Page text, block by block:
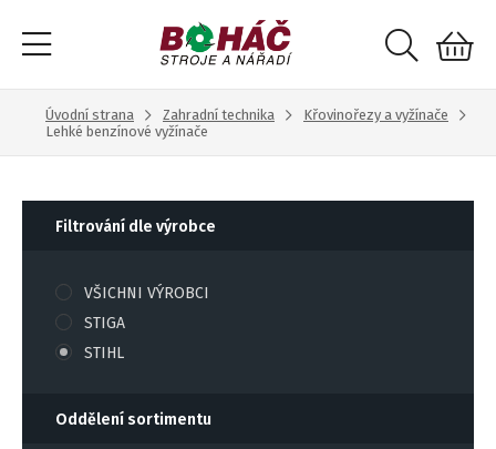
Úvodní strana Zahradní technika
Křovinořezy a vyžínače
Lehké benzínové vyžínače
Filtrování dle výrobce
VŠICHNI VÝROBCI
STIGA
STIHL
Oddělení sortimentu